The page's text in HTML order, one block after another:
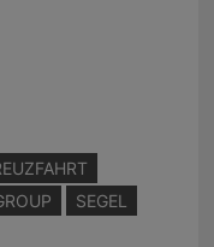
SEGEL